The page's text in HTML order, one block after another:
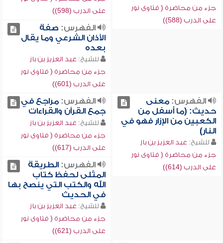
جزء من محاضرة ( فتاوى نور
على الدرب (588))
على الدرب (598))
الفهرس: صفة
الأذان الشرعي وما يقال
بعده
للشيخ: عبد العزيز بن باز
جزء من محاضرة ( فتاوى نور
على الدرب (601))
الفهرس:معنى
حديث: (ما أسفل من
الكعبين من الإزار فهو في
النار)
للشيخ: عبد العزيز بن باز
جزء من محاضرة ( فتاوى نور
على الدرب (614))
الفهرس:مراجع في
جمع القرآن والقراءات
للشيخ: عبد العزيز بن باز
جزء من محاضرة ( فتاوى نور
على الدرب (617))
الفهرس:الطريقة
المثلى لحفظ كتاب
الله والكتب التي ينصح بها
في الحديث
للشيخ: عبد العزيز بن باز
جزء من محاضرة ( فتاوى نور
على الدرب (621))